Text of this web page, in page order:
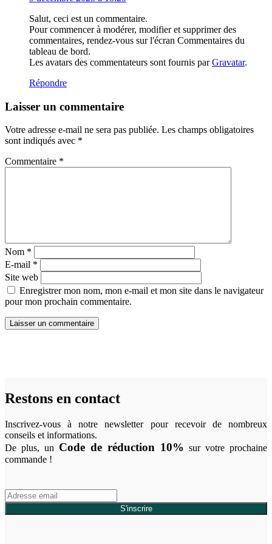
Salut, ceci est un commentaire.
Pour commencer à modérer, modifier et supprimer des
commentaires, rendez-vous sur l'écran Commentaires du
tableau de bord.
Les avatars des commentateurs sont fournis parGravatar.
Répondre
Laisser un commentaire
Votre adresse e-mail ne sera pas publiée. Les champs obligatoires
sont indiqués avec *
Commentaire *
Nom *
E-mail *
Site web
Enregistrer mon nom, mon e-mail et mon site dans le navigateur
pour mon prochain commentaire.
Restons en contact
Inscrivez-vous à notre newsletter pour recevoir de nombreux
conseils et informations.
De plus, un Code de réduction 10% sur votre prochaine
commande !
S'inscrire